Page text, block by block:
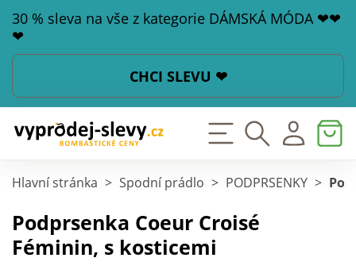
30 % sleva na vše z kategorie DÁMSKÁ MÓDA ❤❤
❤
CHCI SLEVU ❤
Hlavní stránka > Spodní prádlo > PODPRSENKY >
Podprsenka Coeur Croisé
Féminin, s kosticemi